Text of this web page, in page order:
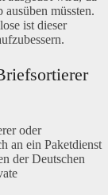
müssten.
ist dieser
oder
an ein Paketdienst
der Deutschen